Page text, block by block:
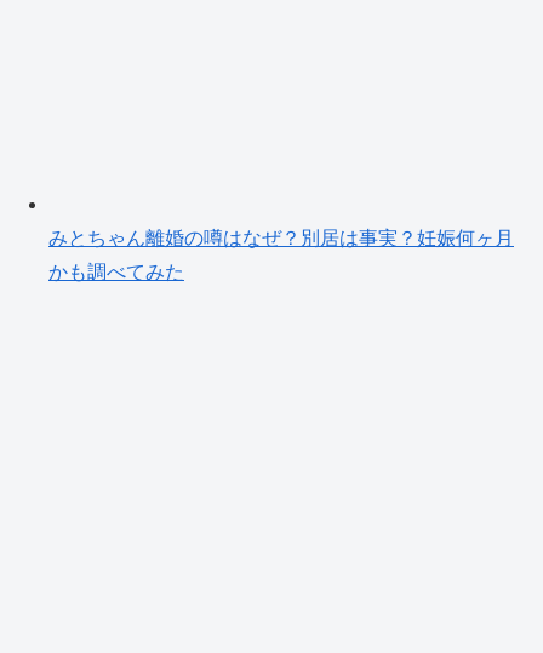
みとちゃん離婚の噂はなぜ？別居は事実？妊娠何ヶ月
かも調べてみた